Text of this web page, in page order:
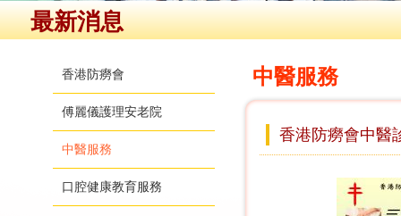
最新消息
香港防癆會
傅麗儀護理安老院
中醫服務
口腔健康教育服務
中醫服務
香港防癆會中醫